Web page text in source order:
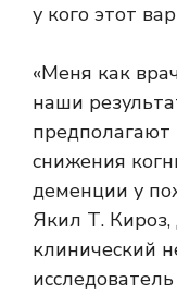
у кого этот
«Меня как
наши
снижения
деменции у
Якил Т.
клинический